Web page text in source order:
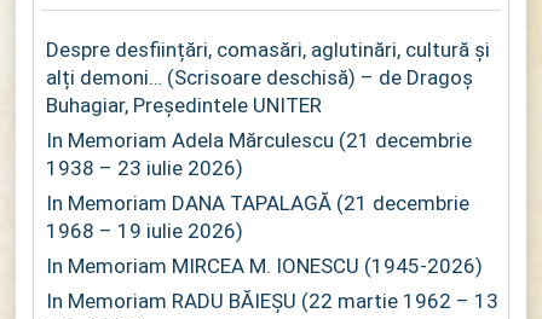
Despre desființări, comasări, aglutinări, cultură și
alți demoni… (Scrisoare deschisă) – de Dragoș
Buhagiar, Președintele UNITER
In Memoriam Adela Mărculescu (21 decembrie
1938 – 23 iulie 2026)
In Memoriam DANA TAPALAGĂ (21 decembrie
1968 – 19 iulie 2026)
In Memoriam MIRCEA M. IONESCU (1945-2026)
In Memoriam RADU BĂIEȘU (22 martie 1962 – 13